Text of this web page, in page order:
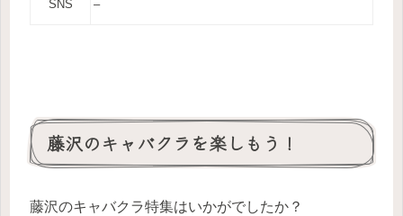
SNS –
藤沢のキャバクラを楽しもう！
藤沢のキャバクラ特集はいかがでしたか？